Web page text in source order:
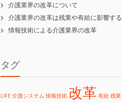
介護業界の改革について
介護業界の改革は残業や有給に影響する
情報技術による介護業界の改革
タグ
LIFE 介護システム 情報技術 改革 有給 残業